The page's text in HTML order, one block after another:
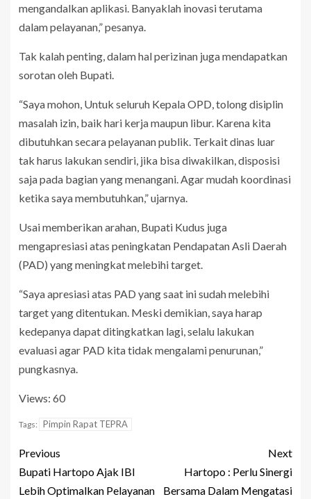
mengandalkan aplikasi. Banyaklah inovasi terutama
dalam pelayanan,” pesanya.
Tak kalah penting, dalam hal perizinan juga mendapatkan
sorotan oleh Bupati.
“Saya mohon, Untuk seluruh Kepala OPD, tolong disiplin
masalah izin, baik hari kerja maupun libur. Karena kita
dibutuhkan secara pelayanan publik. Terkait dinas luar
tak harus lakukan sendiri, jika bisa diwakilkan, disposisi
saja pada bagian yang menangani. Agar mudah koordinasi
ketika saya membutuhkan,” ujarnya.
Usai memberikan arahan, Bupati Kudus juga
mengapresiasi atas peningkatan Pendapatan Asli Daerah
(PAD) yang meningkat melebihi target.
“Saya apresiasi atas PAD yang saat ini sudah melebihi
target yang ditentukan. Meski demikian, saya harap
kedepanya dapat ditingkatkan lagi, selalu lakukan
evaluasi agar PAD kita tidak mengalami penurunan,”
pungkasnya.
Views: 60
Tags: Pimpin Rapat TEPRA
Previous
Bupati Hartopo Ajak IBI
Lebih Optimalkan Pelayanan
Next
Hartopo : Perlu Sinergi
Bersama Dalam Mengatasi